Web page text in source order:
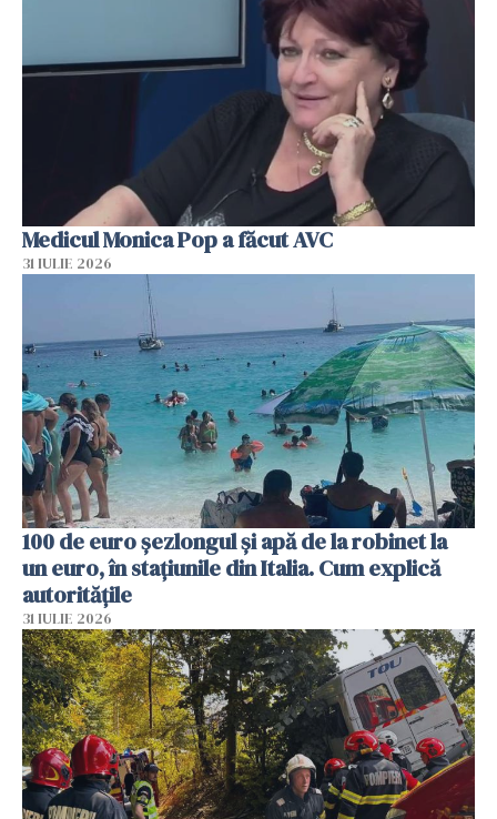
Medicul Monica Pop a făcut AVC
31 IULIE 2026
100 de euro șezlongul și apă de la robinet la
un euro, în stațiunile din Italia. Cum explică
autoritățile
31 IULIE 2026